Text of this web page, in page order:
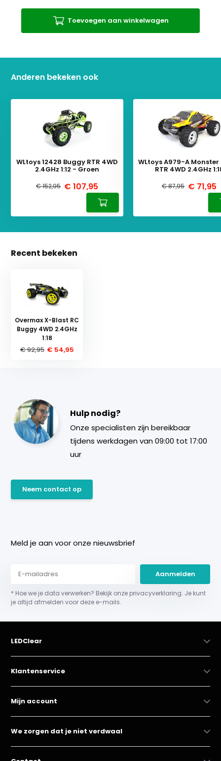
Toevoegen aan winkelwagen
Anderen bekeken ook
WLtoys 12428 Buggy RTR 4WD
2.4GHz 1:12 - Groen
€ 152,95 € 107,95
WLtoys A979-A
RTR 4WD 2.4GHz
€ 87,95 € 71,95
Recent bekeken
Overmax X-Blast RC
Buggy 4WD 2.4GHz
1:18
€ 92,95 € 54,95
Hulp nodig?
Onze specialisten zijn bereikbaar
tijdens werkdagen van 09:00 tot 17:00
uur
Neem contact op
Meld je aan voor onze nieuwsbrief
Aanmelden
* Hoe we je data verwerken? Bekijk onze privacyverklaring. Je kunt
je altijd afmelden voor deze e-mails.
LEDClear
Klantenservice
Mijn account
We zorgen dat je niet verdwaal